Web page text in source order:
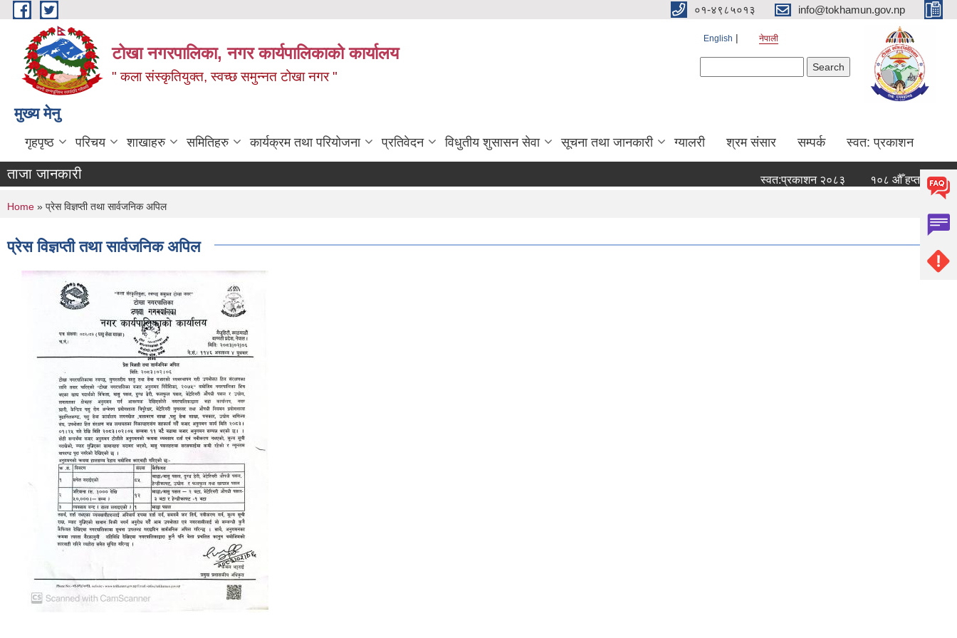
Skip to main content ०१-४९८५०१३ info@tokhamun.gov.np
टोखा नगरपालिका, नगर कार्यपालिकाको कार्यालय
" कला संस्कृतियुक्त, स्वच्छ समुन्‍नत टोखा नगर "
English नेपाली
मुख्य मेनु
गृहपृष्ठ परिचय शाखाहरु समितिहरु कार्यक्रम तथा परियोजना प्रतिवेदन विधुतीय शुसासन सेवा सूचना तथा जानकारी ग्यालरी श्रम संसार सम्पर्क स्वत: प्रकाशन
ताजा जानकारी स्वत:प्रकाशन २०८३ १०८ औँ हप्ताको नदी/
You are here
Home » प्रेस विज्ञप्ती तथा सार्वजनिक अपिल
प्रेस विज्ञप्ती तथा सार्वजनिक अपिल